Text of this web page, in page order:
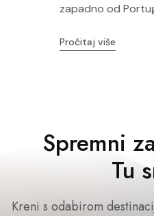
zapadno od
Pročitaj više
Spremni
Tu
Kreni s odabirom